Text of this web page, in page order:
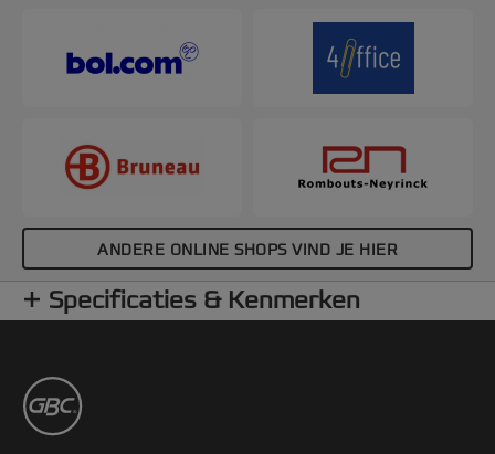
ANDERE ONLINE SHOPS VIND JE HIER
Specificaties & Kenmerken